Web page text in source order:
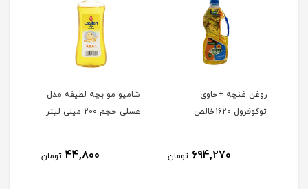
روغن غنچه +حاوی
توکوفرول 1620خالص
694,270 تومان
شامپو مو بچه لطیفه مدل
عسلی حجم 200 میلی لیتر
44,800 تومان